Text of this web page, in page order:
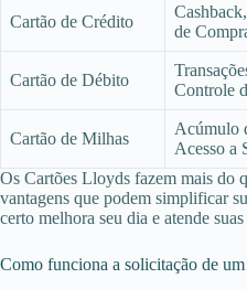
Cartão de Crédito
de
Cartão de Débito
Controle
Cartão de Milhas
Acúmulo
Acesso a
Os Cartões Lloyds fazem mais do
vantagens que podem simplificar
certo melhora seu dia e atende suas
Como funciona a solicitação de